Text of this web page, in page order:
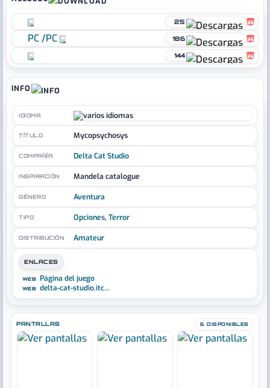
PANTALLAS 6 DISPONIBLES
25
PC/PC 186
144
INFO
IDIOMA
TÍTULO Mycopsychosys
COMPAÑÍA Delta Cat Studio
INSPIRACIÓN Mandela catalogue
GÉNERO Aventura
TIPO Opciones, Terror
DISTRIBUCIÓN Amateur
ENLACES
WEB Página del juego
WEB delta-cat-studio.itc...